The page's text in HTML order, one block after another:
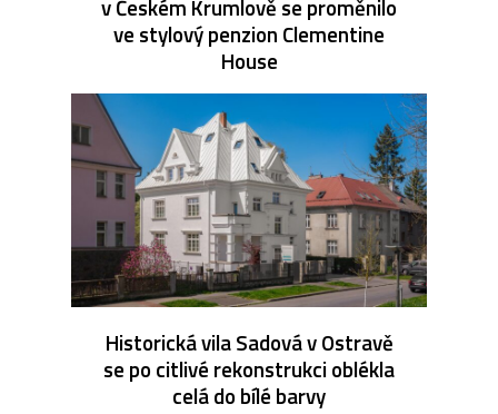
v Českém Krumlově se proměnilo
ve stylový penzion Clementine
House
Historická vila Sadová v Ostravě
se po citlivé rekonstrukci oblékla
celá do bílé barvy